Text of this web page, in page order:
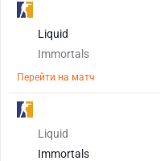
Liquid
Immortals
Перейти на матч
Liquid
Immortals